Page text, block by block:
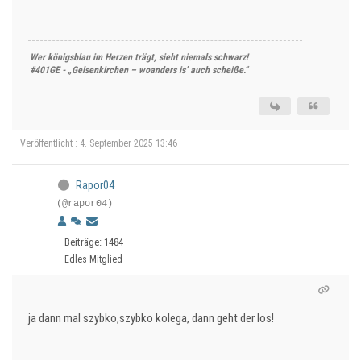
Wer königsblau im Herzen trägt, sieht niemals schwarz!
#401GE - „Gelsenkirchen – woanders is’ auch scheiße.“
Veröffentlicht : 4. September 2025 13:46
Rapor04
(@rapor04)
Beiträge: 1484
Edles Mitglied
ja dann mal szybko,szybko kolega, dann geht der los!